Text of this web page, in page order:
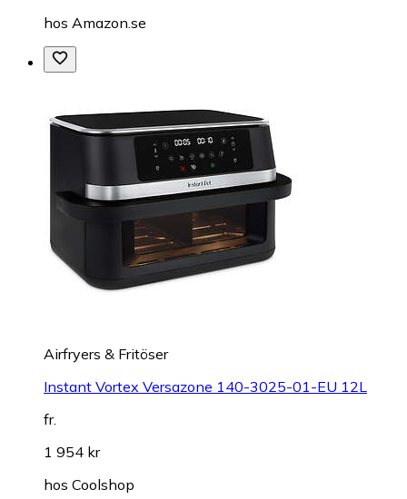
hos Amazon.se
Airfryers & Fritöser
Instant Vortex Versazone 140-3025-01-EU 12L
fr.
1 954 kr
hos Coolshop